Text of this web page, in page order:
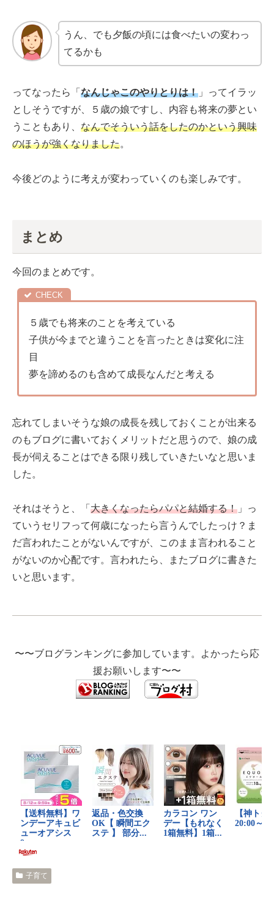
うん、でも夕飯の頃には食べたいの変わっ
てるかも
ってなったら「 なんじゃこのやりとりは！ 」ってイラッ
としそうですが、５歳の娘ですし、内容も将来の夢とい
うこともあり、 なんでそういう話をしたのかという興味
のほうが強くなりました。
今後どのように考えが変わっていくのも楽しみです。
まとめ
今回のまとめです。
５歳でも将来のことを考えている
子供が今までと違うことを言ったときは変化に注
目
夢を諦めるのも含めて成長なんだと考える
忘れてしまいそうな娘の成長を残しておくことが出来る
のもブログに書いておくメリットだと思うので、娘の成
長が伺えることはできる限り残していきたいなと思いま
した。
それはそうと、「 大きくなったらパパと結婚する！ 」っ
ていうセリフって何歳になったら言うんでしたっけ？ま
だ言われたことがないんですが、このまま言われること
がないのか心配です。言われたら、またブログに書きた
いと思います。
〜〜ブログランキングに参加しています。よかったら応
援お願いします〜〜
子育て